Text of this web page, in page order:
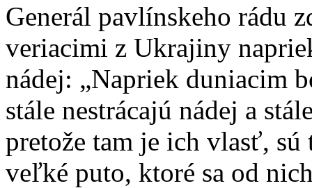
Generál pavlínskeho rádu
veriacimi z Ukrajiny
nádej: „Napriek duniacim
stále nestrácajú nádej a
pretože tam je ich vlasť,
veľké puto, ktoré sa od